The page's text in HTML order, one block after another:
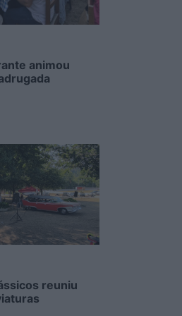
animou
reuniu